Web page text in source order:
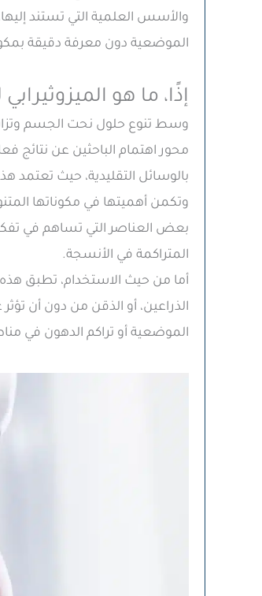
والأسس العلمية التي تستند
الموضعية دون معرفة دقيقة
إذًا، ما هو
وسط تنوع حلول نحت الجسم
محور اهتمام الباحثين عن
بالوسائل التقليدية، حيث تعتمد
وتكمن أهميتها في مكوناتها
بعض العناصر التي تساهم في
المتراكمة في الأنسجة.
أما من حيث الاستخدام، تطبق
الذراعين، أو الذقن من دون أن
الموضعية أو تراكم الدهون في